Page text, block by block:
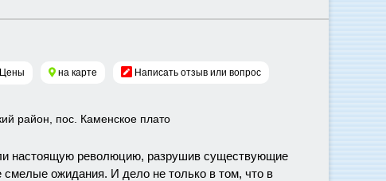
Цены на карте Написать отзыв или вопрос
район, пос. Каменское плато
настоящую революцию, разрушив существующие
ожидания. И дело не только в том, что в